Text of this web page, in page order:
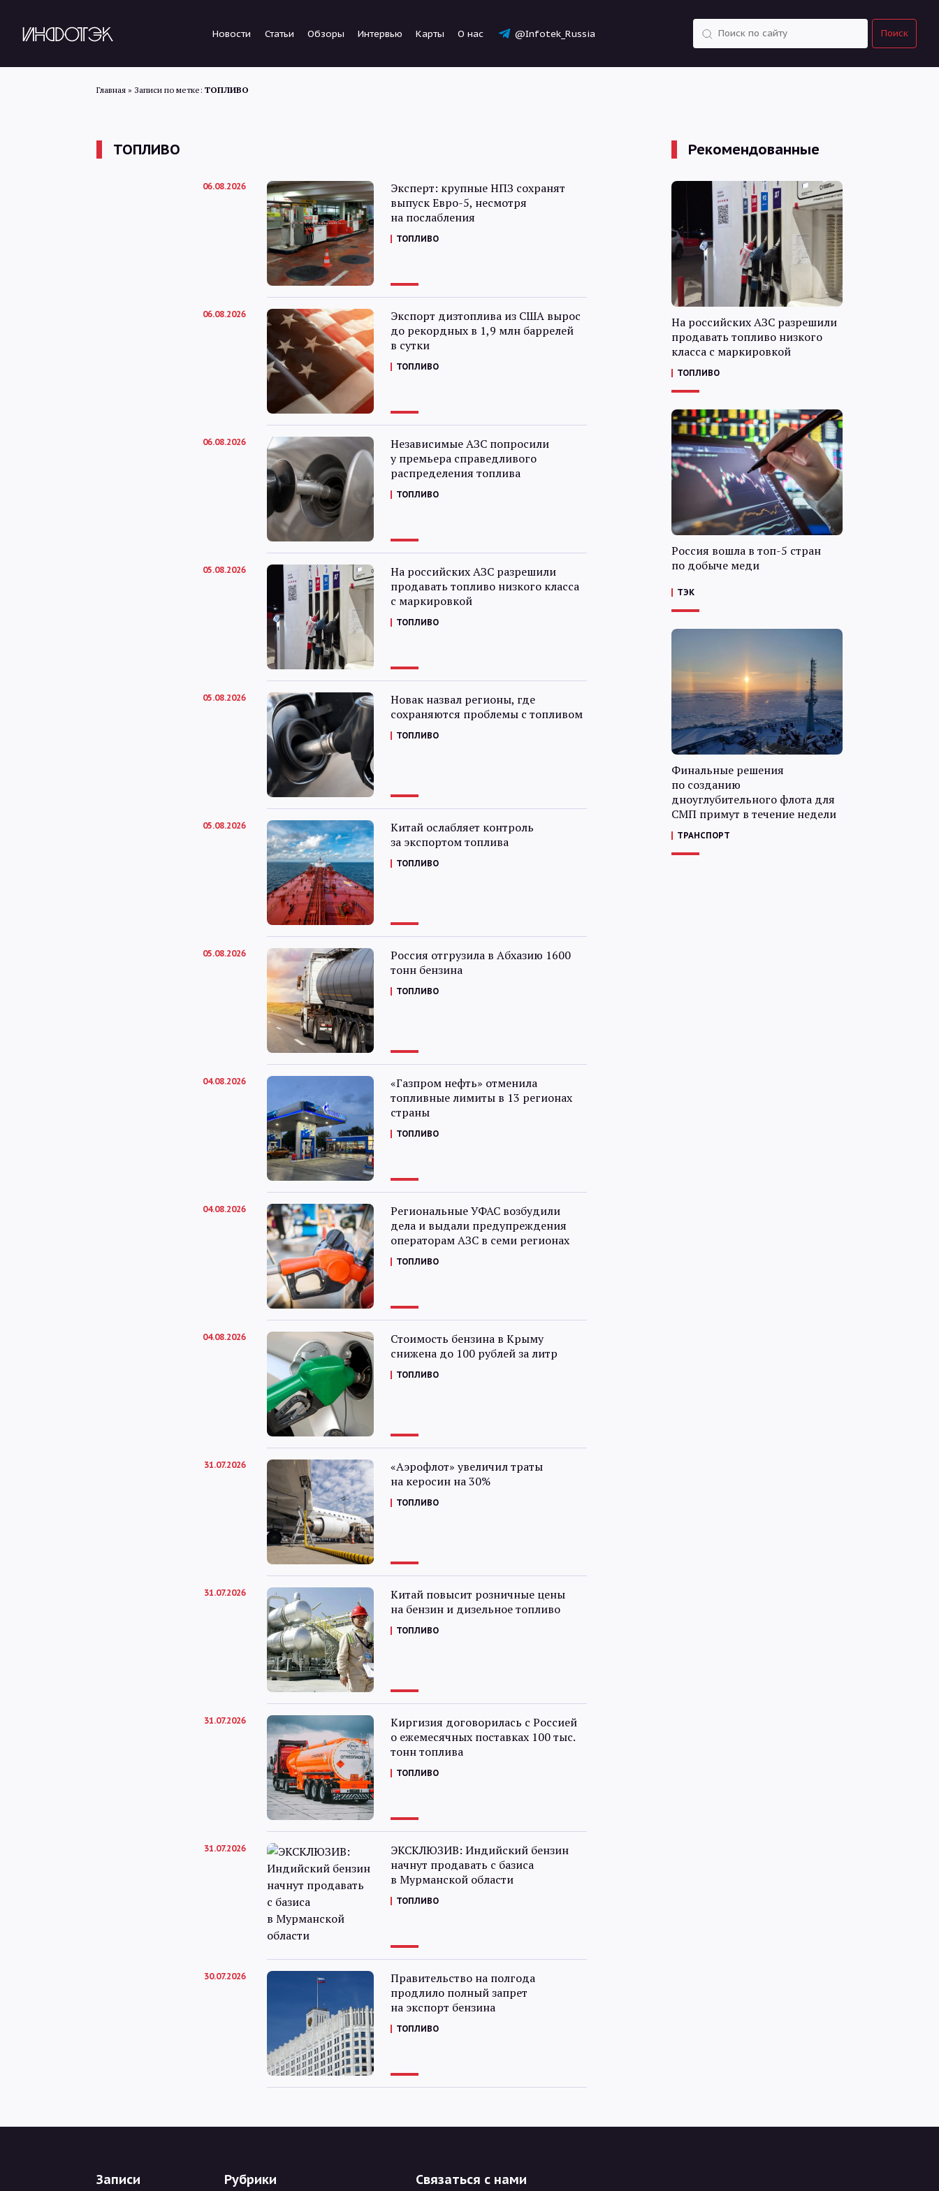
Новости Статьи Обзоры Интервью Карты О нас @Infotek_Russia Поиск
Новости
Статьи
Интервью
@Infotek_Russia
Главная » Записи по метке: ТОПЛИВО
ТОПЛИВО
06.08.2026
Эксперт: крупные НПЗ сохранят
выпуск Евро-5, несмотря
на послабления
ТОПЛИВО
06.08.2026
Экспорт дизтоплива из США вырос
до рекордных в 1,9 млн баррелей
в сутки
ТОПЛИВО
06.08.2026
Независимые АЗС попросили
у премьера справедливого
распределения топлива
ТОПЛИВО
05.08.2026
На российских АЗС разрешили
продавать топливо низкого класса
с маркировкой
ТОПЛИВО
05.08.2026
Новак назвал регионы, где
сохраняются проблемы с топливом
ТОПЛИВО
05.08.2026
Китай ослабляет контроль
за экспортом топлива
ТОПЛИВО
05.08.2026
Россия отгрузила в Абхазию 1600
тонн бензина
ТОПЛИВО
04.08.2026
«Газпром нефть» отменила
топливные лимиты в 13 регионах
страны
ТОПЛИВО
04.08.2026
Региональные УФАС возбудили
дела и выдали предупреждения
операторам АЗС в семи регионах
ТОПЛИВО
04.08.2026
Стоимость бензина в Крыму
снижена до 100 рублей за литр
ТОПЛИВО
31.07.2026
«Аэрофлот» увеличил траты
на керосин на 30%
ТОПЛИВО
31.07.2026
Китай повысит розничные цены
на бензин и дизельное топливо
ТОПЛИВО
31.07.2026
Киргизия договорилась с Россией
о ежемесячных поставках 100 тыс.
тонн топлива
ТОПЛИВО
31.07.2026
ЭКСКЛЮЗИВ: Индийский бензин
начнут продавать с базиса
в Мурманской области
ТОПЛИВО
30.07.2026
Правительство на полгода
продлило полный запрет
на экспорт бензина
ТОПЛИВО
Рекомендованные
На российских АЗС разрешили
продавать топливо низкого
класса с маркировкой
ТОПЛИВО
Россия вошла в топ-5 стран
по добыче меди
ТЭК
Финальные решения
по созданию
дноуглубительного флота для
СМП примут в течение недели
ТРАНСПОРТ
Записи Рубрики Связаться с нами